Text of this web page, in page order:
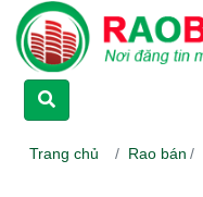
Trang chủ Rao bán
TRANG CHỦ
CHO THUÊ